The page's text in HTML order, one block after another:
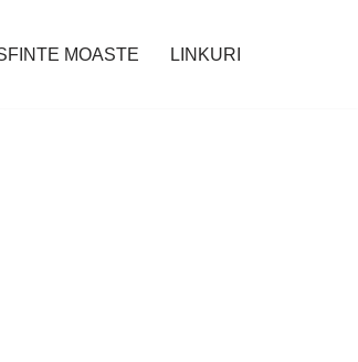
MOASTE LINKURI